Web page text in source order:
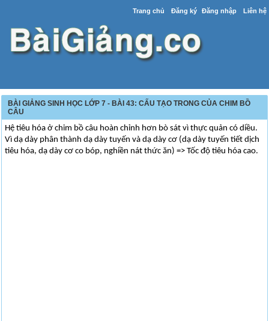
Trang chủ Đăng ký Đăng nhập Liên hệ
BÀI GIẢNG SINH HỌC LỚP 7 - BÀI 43: CẤU TẠO TRONG CỦA CHIM BỒ
CÂU
Hệ tiêu hóa ở chim bồ câu hoàn chỉnh hơn bò sát vì thực quản có diều.
Vì dạ dày phân thành dạ dày tuyến và dạ dày cơ (dạ dày tuyến tiết dịch
tiêu hóa, dạ dày cơ co bóp, nghiền nát thức ăn) => Tốc độ tiêu hóa cao.